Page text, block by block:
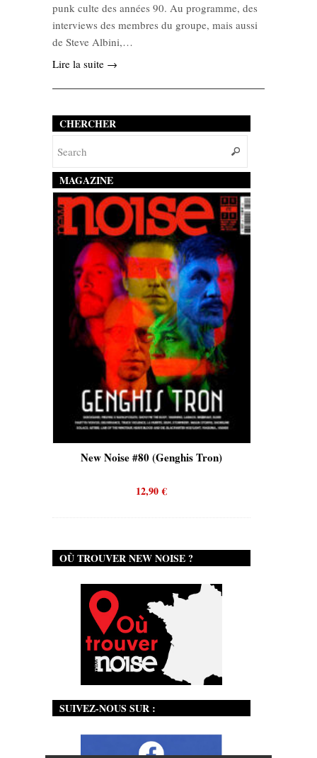
punk culte des années 90. Au programme, des
interviews des membres du groupe, mais aussi
de Steve Albini,…
Lire la suite →
CHERCHER
MAGAZINE
New Noise #80 (Genghis Tron)
12,90€
OÙ TROUVER NEW NOISE ?
SUIVEZ-NOUS SUR :